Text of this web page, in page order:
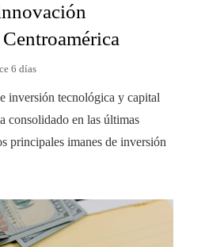
6 días
inversión tecnológica y capital
consolidado en las últimas
principales imanes de inversión